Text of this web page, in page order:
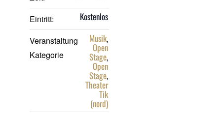
Eintritt: Kostenlos
Veranstaltung
Kategorie
Musik,
Open
Stage,
Open
Stage,
Theater
Tik
(nord)